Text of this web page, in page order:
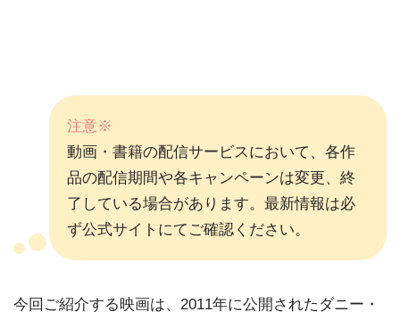
注意※
動画・書籍の配信サービスにおいて、各作
品の配信期間や各キャンペーンは変更、終
了している場合があります。最新情報は必
ず公式サイトにてご確認ください。
今回ご紹介する映画は、2011年に公開されたダニー・